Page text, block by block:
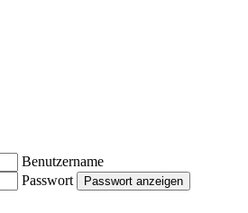
Benutzername
Passwort
Passwort anzeigen